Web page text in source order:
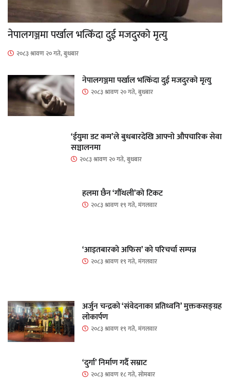
नेपालगञ्जमा पर्खाल भत्किँदा दुई मजदुरको मृत्यु
२०८३ श्रावण २० गते, बुधबार
नेपालगञ्जमा पर्खाल भत्किँदा दुई मजदुरको मृत्यु
२०८३ श्रावण २० गते, बुधबार
‘ईयुमा डट कम’ले बुधबारदेखि आफ्नो औपचारिक सेवा
सञ्चालनमा
२०८३ श्रावण २० गते, बुधबार
हलमा छैन ‘गौँथली’को टिकट
२०८३ श्रावण १९ गते, मंगलवार
‘आइतबारको अफिस’ को परिचर्चा सम्पन्न
२०८३ श्रावण १९ गते, मंगलवार
अर्जुन चन्द्रको ‘संवेदनाका प्रतिध्वनि’ मुक्तकसङ्ग्रह
लोकार्पण
२०८३ श्रावण १९ गते, मंगलवार
‘दुर्गा’ निर्माण गर्दै सम्राट
२०८३ श्रावण १८ गते, सोमबार